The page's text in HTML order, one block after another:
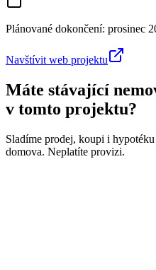
Plánované dokončení: prosinec
Navštívit web projektu
Máte stávající
v tomto projektu?
Sladíme prodej, koupi i
domova. Neplatíte provizi.